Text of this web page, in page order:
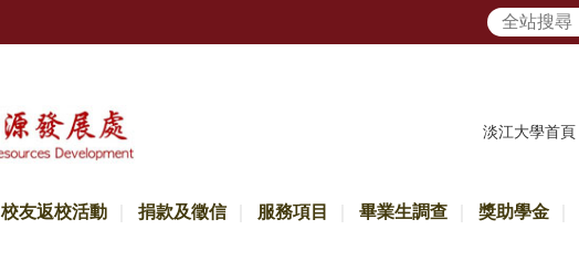
淡江大學首頁
校友返校活動 捐款及徵信 服務項目 畢業生調查 獎助學金